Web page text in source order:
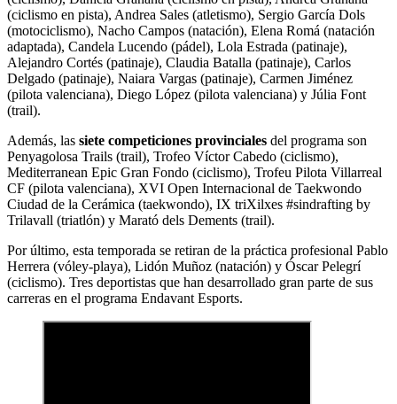
(ciclismo en pista), Andrea Sales (atletismo), Sergio García Dols
(motociclismo), Nacho Campos (natación), Elena Romá (natación
adaptada), Candela Lucendo (pádel), Lola Estrada (patinaje),
Alejandro Cortés (patinaje), Claudia Batalla (patinaje), Carlos
Delgado (patinaje), Naiara Vargas (patinaje), Carmen Jiménez
(pilota valenciana), Diego López (pilota valenciana) y Júlia Font
(trail).
Además, las siete competiciones provinciales del programa son
Penyagolosa Trails (trail), Trofeo Víctor Cabedo (ciclismo),
Mediterranean Epic Gran Fondo (ciclismo), Trofeu Pilota Villarreal
CF (pilota valenciana), XVI Open Internacional de Taekwondo
Ciudad de la Cerámica (taekwondo), IX triXilxes #sindrafting by
Trilavall (triatlón) y Marató dels Dements (trail).
Por último, esta temporada se retiran de la práctica profesional Pablo
Herrera (vóley-playa), Lidón Muñoz (natación) y Óscar Pelegrí
(ciclismo). Tres deportistas que han desarrollado gran parte de sus
carreras en el programa Endavant Esports.